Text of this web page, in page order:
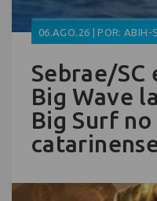
06.AGO.26 | POR: ABIH-
Sebrae/
Big Wave
Big Surf no